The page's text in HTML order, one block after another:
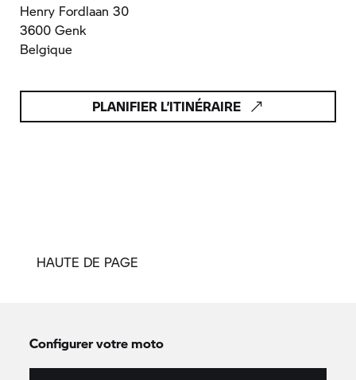
Henry Fordlaan 30
3600 Genk
Belgique
PLANIFIER L’ITINÉRAIRE
HAUTE DE PAGE
Configurer votre moto